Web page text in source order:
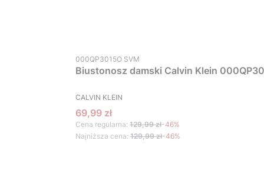
Kod produktu
000QP3015O SVM
Biustonosz damski Calvin Klein
PRODUCENT
CALVIN KLEIN
Cena promocyjna
69,99 zł
Cena regularna: 129,99 zł-46%
Najniższa cena: 129,99 zł-46%